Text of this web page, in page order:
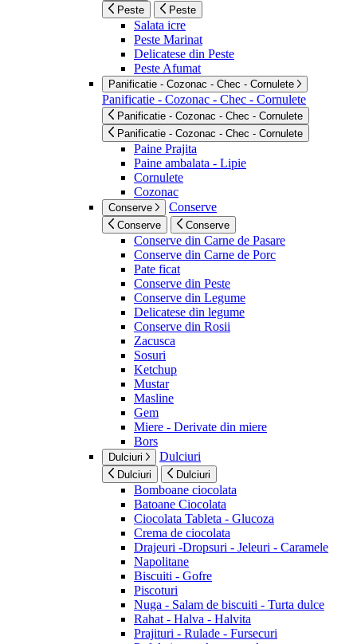
Peste Peste
Salata icre
Peste Marinat
Delicatese din Peste
Peste Afumat
Panificatie - Cozonac - Chec - Cornulete
Panificatie - Cozonac - Chec - Cornulete
Panificatie - Cozonac - Chec - Cornulete
Panificatie - Cozonac - Chec - Cornulete
Paine Prajita
Paine ambalata - Lipie
Cornulete
Cozonac
Conserve Conserve
Conserve Conserve
Conserve din Carne de Pasare
Conserve din Carne de Porc
Pate ficat
Conserve din Peste
Conserve din Legume
Delicatese din legume
Conserve din Rosii
Zacusca
Sosuri
Ketchup
Mustar
Masline
Gem
Miere - Derivate din miere
Bors
Dulciuri Dulciuri
Dulciuri Dulciuri
Bomboane ciocolata
Batoane Ciocolata
Ciocolata Tableta - Glucoza
Crema de ciocolata
Drajeuri -Dropsuri - Jeleuri - Caramele
Napolitane
Biscuiti - Gofre
Piscoturi
Nuga - Salam de biscuiti - Turta dulce
Rahat - Halva - Halvita
Prajituri - Rulade - Fursecuri